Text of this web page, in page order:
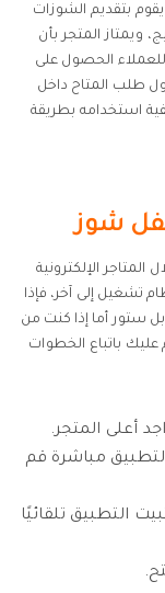
بتقديم الشوزات
ويمتاز المتجر بأن
للعملاء الحصول على
طلب المتاح داخل
استخدامه بطريقة
شوز
الإلكترونية
تشغيل إلى آخر، فإذا
ستور أما إذا كنت من
باتباع الخطوات
أعلى المتجر.
مباشرة قم
التطبيق تلقائيًا